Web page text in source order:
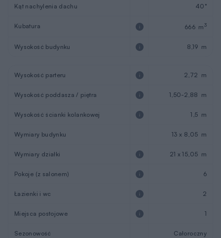
Kąt nachylenia dachu 40°
Kubatura 666 m3
Wysokość budynku 8,19 m
Wysokość parteru 2,72 m
Wysokość poddasza / piętra 1,50-2,88 m
Wysokość ścianki kolankowej 1,5 m
Wymiary budynku 13 x 8,05 m
Wymiary działki 21 x 15,05 m
Pokoje (z salonem) 6
Łazienki i wc 2
Miejsca postojowe 1
Sezonowość Całoroczny